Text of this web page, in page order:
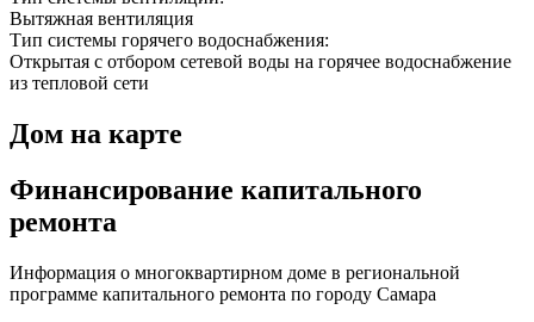
Вытяжная вентиляция
Тип системы горячего водоснабжения:
Открытая с отбором сетевой воды на горячее водоснабжение
из тепловой сети
Дом на карте
Финансирование капитального
ремонта
Информация о многоквартирном доме в региональной
программе капитального ремонта по городу Самара